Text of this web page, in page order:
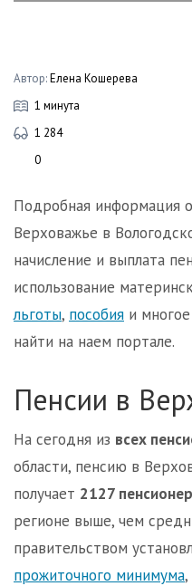
Автор:Елена Кошерева
1 минута
1 284
0
Подробная информация
Верховажье в
начисление и выплата
использование
льготы, пособия и
найти на наем портале.
Пенсии в
На сегодня из всех
области, пенсию в
получает 2127
регионе выше, чем
правительством
прожиточного минимума